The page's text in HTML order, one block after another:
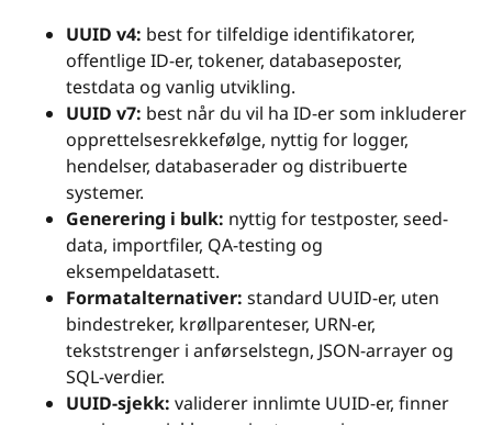
UUID v4: best for tilfeldige identifikatorer,
offentlige ID-er, tokener, databaseposter,
testdata og vanlig utvikling.
UUID v7: best når du vil ha ID-er som inkluderer
opprettelsesrekkefølge, nyttig for logger,
hendelser, databaserader og distribuerte
systemer.
Generering i bulk: nyttig for testposter, seed-
data, importfiler, QA-testing og
eksempeldatasett.
Formatalternativer: standard UUID-er, uten
bindestreker, krøllparenteser, URN-er,
tekststrenger i anførselstegn, JSON-arrayer og
SQL-verdier.
UUID-sjekk: validerer innlimte UUID-er, finner